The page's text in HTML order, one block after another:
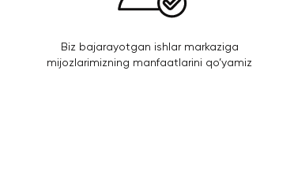
Biz bajarayotgan ishlar markaziga
mijozlarimizning manfaatlarini qo’yamiz